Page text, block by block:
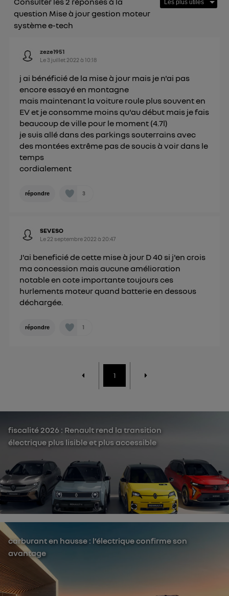
question Mise à jour gestion moteur
système e-tech
zeze1951
Le 3 juillet 2022 à10:18
j ai bénéficié de la mise à jour mais je n'ai pas
encore essayé en montagne
mais maintenant la voiture roule plus souvent en
EV et je consomme moins qu'au début mais je fais
beaucoup de ville pour le moment (4.7l)
je suis allé dans des parkings souterrains avec
des montées extrême pas de soucis à voir dans le
temps
cordialement
répondre 3
SEVESO
Le 22 septembre 2022 à 20:47
J'ai beneficié de cette mise à jour D 40 si j'en crois
ma concession mais aucune amélioration
notable en cote importante toujours ces
hurlements moteur quand batterie en dessous
déchargée.
répondre 1
1
fiscalité 2026 : Renault rend la transition
électrique plus lisible et plus accessible
carburant en hausse : l’électrique confirme son
avantage
Pour plus d'informations, veuillez consulterla
Politique d'information sur les données